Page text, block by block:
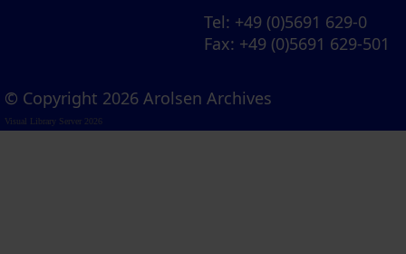
Tel: +49 (0)5691 629-0
Fax: +49 (0)5691 629-501
© Copyright 2026 Arolsen Archives
Visual Library Server 2026